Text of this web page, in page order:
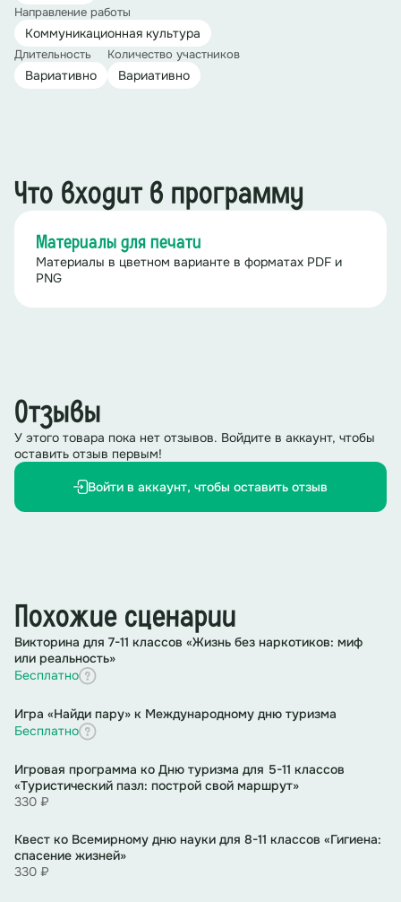
Направление работы
Коммуникационная культура
Длительность
Вариативно
Количество участников
Вариативно
Что входит в программу
Материалы для печати
Материалы в цветном варианте в форматах PDF и
PNG
Отзывы
У этого товара пока нет отзывов. Войдите в аккаунт, чтобы
оставить отзыв первым!
Войти в аккаунт, чтобы оставить отзыв
Похожие сценарии
Викторина для 7-11 классов «Жизнь без наркотиков: миф
или реальность»
Бесплатно
Игра «Найди пару» к Международному дню туризма
Бесплатно
Игровая программа ко Дню туризма для 5-11 классов
«Туристический пазл: построй свой маршрут»
330 ₽
Квест ко Всемирному дню науки для 8-11 классов «Гигиена:
спасение жизней»
330 ₽